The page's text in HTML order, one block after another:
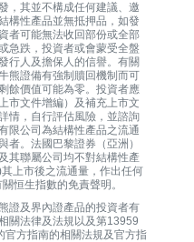
，其並不構成任何建議、邀
構性產品並無抵押品，如發
者可能無法收回部份或全部
急跌，投資者或會蒙受全盤
行人及擔保人的信譽。有關
熊證備有強制贖回機制而可
餘價值可能為零。投資者應
市文件增編）及補充上市文
情，自行評估風險，並諮詢
限公司為結構性產品之流通
者。法國巴黎證券（亞洲）
其聯屬公司均不對結構性產
上市後之流通量，作出任何
恒生指數的免責聲明。
證及界內證產品的投資者有
關法律及法規以及第13959
官方指南的相關法規及官方指